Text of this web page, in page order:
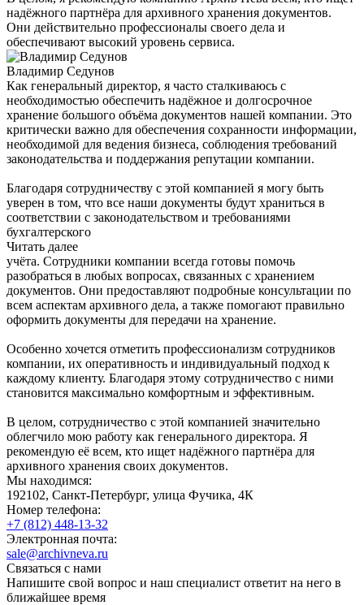
надёжного партнёра для архивного хранения документов.
Они действительно профессионалы своего дела и
обеспечивают высокий уровень сервиса.
Владимир Седунов
Как генеральный директор, я часто сталкиваюсь с
необходимостью обеспечить надёжное и долгосрочное
хранение большого объёма документов нашей компании. Это
критически важно для обеспечения сохранности информации,
необходимой для ведения бизнеса, соблюдения требований
законодательства и поддержания репутации компании.
Благодаря сотрудничеству с этой компанией я могу быть
уверен в том, что все наши документы будут храниться в
соответствии с законодательством и требованиями
бухгалтерского
Читать далее
учёта. Сотрудники компании всегда готовы помочь
разобраться в любых вопросах, связанных с хранением
документов. Они предоставляют подробные консультации по
всем аспектам архивного дела, а также помогают правильно
оформить документы для передачи на хранение.
Особенно хочется отметить профессионализм сотрудников
компании, их оперативность и индивидуальный подход к
каждому клиенту. Благодаря этому сотрудничество с ними
становится максимально комфортным и эффективным.
В целом, сотрудничество с этой компанией значительно
облегчило мою работу как генерального директора. Я
рекомендую её всем, кто ищет надёжного партнёра для
архивного хранения своих документов.
Мы находимся:
192102, Санкт-Петербург, улица Фучика, 4К
Номер телефона:
+7 (812) 448-13-32
Электронная почта:
sale@archivneva.ru
Связаться с нами
Напишите свой вопрос и наш специалист ответит на него в
ближайшее время